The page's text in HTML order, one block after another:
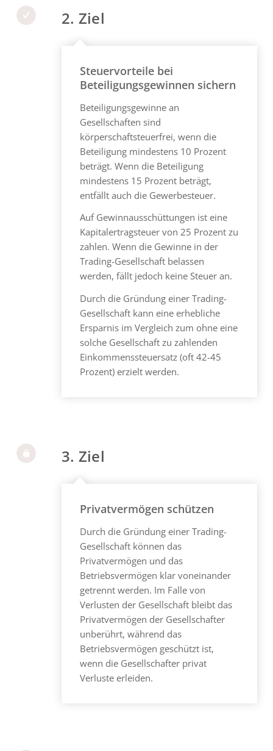
2. Ziel
Steuervorteile bei
Beteiligungsgewinnen sichern
Beteiligungsgewinne an
Gesellschaften sind
körperschaftsteuerfrei, wenn die
Beteiligung mindestens 10 Prozent
beträgt. Wenn die Beteiligung
mindestens 15 Prozent beträgt,
entfällt auch die Gewerbesteuer.
Auf Gewinnausschüttungen ist eine
Kapitalertragsteuer von 25 Prozent zu
zahlen. Wenn die Gewinne in der
Trading-Gesellschaft belassen
werden, fällt jedoch keine Steuer an.
Durch die Gründung einer Trading-
Gesellschaft kann eine erhebliche
Ersparnis im Vergleich zum ohne eine
solche Gesellschaft zu zahlenden
Einkommenssteuersatz (oft 42-45
Prozent) erzielt werden.
3. Ziel
Privatvermögen schützen
Durch die Gründung einer Trading-
Gesellschaft können das
Privatvermögen und das
Betriebsvermögen klar voneinander
getrennt werden. Im Falle von
Verlusten der Gesellschaft bleibt das
Privatvermögen der Gesellschafter
unberührt, während das
Betriebsvermögen geschützt ist,
wenn die Gesellschafter privat
Verluste erleiden.